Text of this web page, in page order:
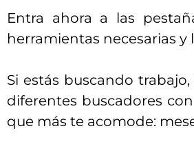
Entra ahora a las
herramientas necesarias
Si estás buscando
diferentes buscadores
que más te acomode: